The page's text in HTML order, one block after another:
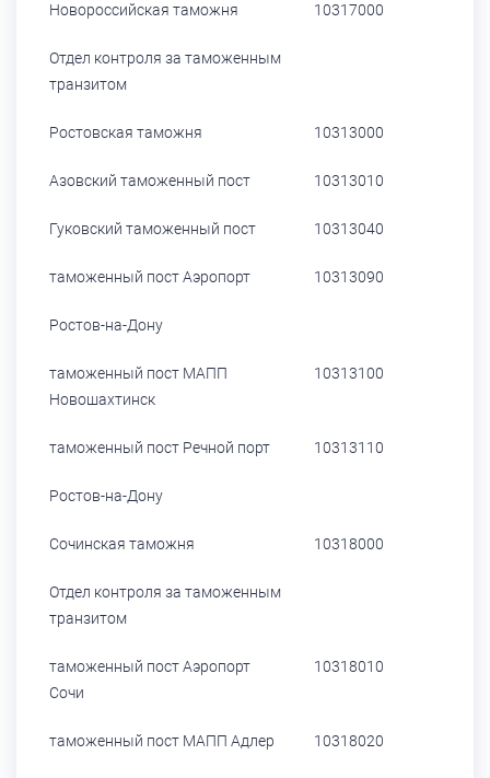
Новороссийская таможня 10317000
Отдел контроля за таможенным
транзитом
Ростовская таможня 10313000
Азовский таможенный пост 10313010
Гуковский таможенный пост 10313040
таможенный пост Аэропорт 10313090
Ростов-на-Дону
таможенный пост МАПП
Новошахтинск
10313100
таможенный пост Речной порт 10313110
Ростов-на-Дону
Сочинская таможня 10318000
Отдел контроля за таможенным
транзитом
таможенный пост Аэропорт
Сочи
10318010
таможенный пост МАПП Адлер 10318020